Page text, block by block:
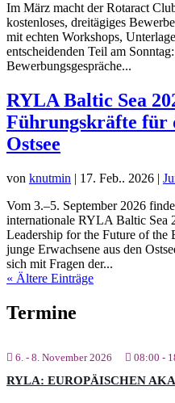
Im März macht der Rotaract
kostenloses, dreitägiges
mit echten Workshops,
entscheidenden Teil am
Bewerbungsgespräche...
RYLA Baltic Sea
Führungskräfte für
Ostsee
von knutmin | 17. Feb.. 2026 |
Vom 3.–5. September 2026
internationale RYLA Baltic Sea
Leadership for the Future of the
junge Erwachsene aus den
sich mit Fragen der...
« Ältere Einträge
Termine
6. - 8. November 2026 08:00 -
RYLA: EUROPÄISCHEN